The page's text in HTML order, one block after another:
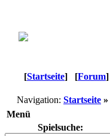
[Startseite] [Forum]
Navigation: Startseite »
Menü
Spielsuche: